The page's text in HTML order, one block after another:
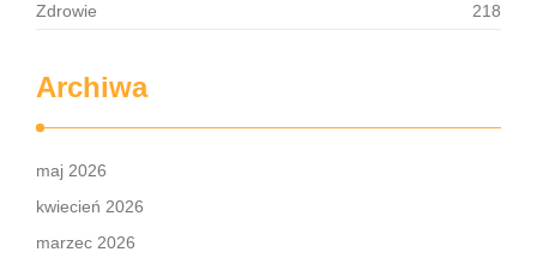
Zdrowie
218
Archiwa
maj 2026
kwiecień 2026
marzec 2026